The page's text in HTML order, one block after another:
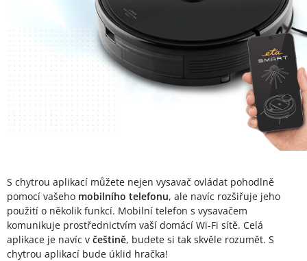
S chytrou aplikací můžete nejen vysavač ovládat pohodlně
pomocí vašeho mobilního telefonu, ale navíc rozšiřuje jeho
použití o několik funkcí. Mobilní telefon s vysavačem
komunikuje prostřednictvím vaší domácí Wi-Fi sítě. Celá
aplikace je navíc v češtině, budete si tak skvěle rozumět. S
chytrou aplikací bude úklid hračka!